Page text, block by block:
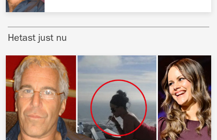
VÄRLDENS KUNGAHUS
Brittiska kungahuset
Norska kungahuset
Danska kungahuset
Spanska kungahuset
Nederländska kungahuset
Hetast just nu